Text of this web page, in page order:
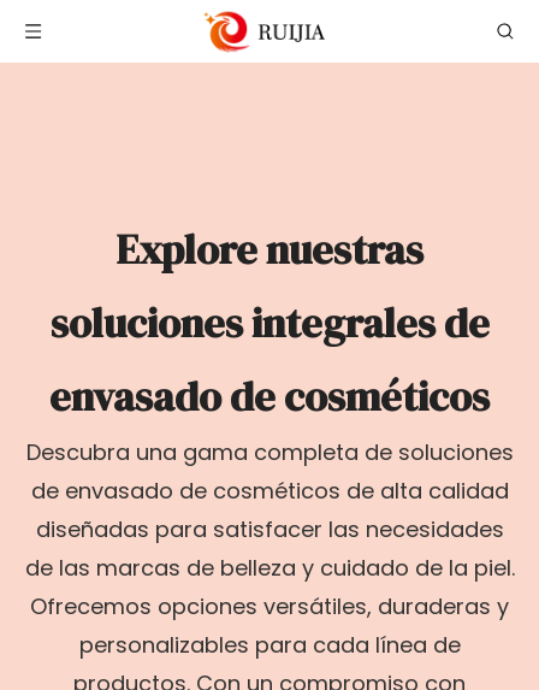
Explore nuestras
soluciones integrales de
envasado de cosméticos
Descubra una gama completa de soluciones
de envasado de cosméticos de alta calidad
diseñadas para satisfacer las necesidades
de las marcas de belleza y cuidado de la piel.
Ofrecemos opciones versátiles, duraderas y
personalizables para cada línea de
productos. Con un compromiso con